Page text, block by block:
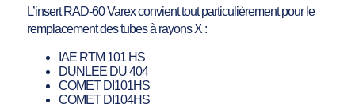
L’insert RAD-60 Varex convient tout particulièrement pour le
remplacement des tubes à rayons X :
IAE RTM 101 HS
DUNLEE DU 404
COMET DI101HS
COMET DI104HS